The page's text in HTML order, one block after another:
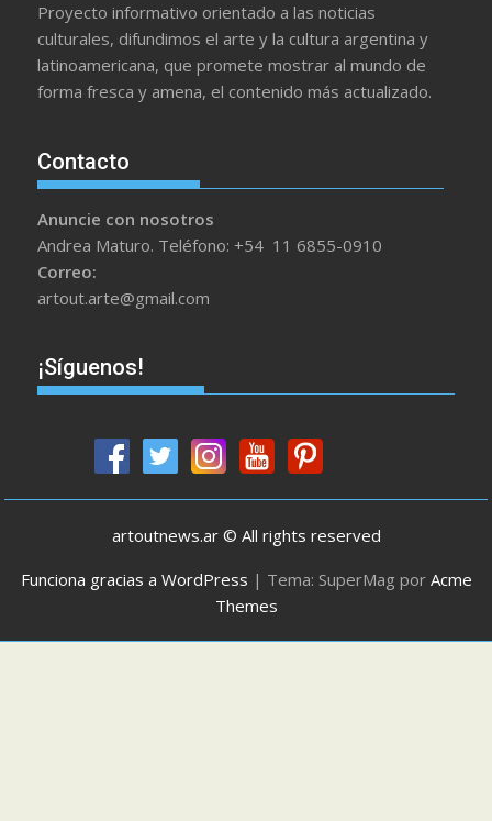
Proyecto informativo orientado a las noticias
culturales, difundimos el arte y la cultura argentina y
latinoamericana, que promete mostrar al mundo de
forma fresca y amena, el contenido más actualizado.
Contacto
Anuncie con nosotros
Andrea Maturo. Teléfono: +54 11 6855-0910
Correo:
artout.arte@gmail.com
¡Síguenos!
artoutnews.ar © All rights reserved
Funciona gracias a WordPress | Tema: SuperMag por Acme
Themes